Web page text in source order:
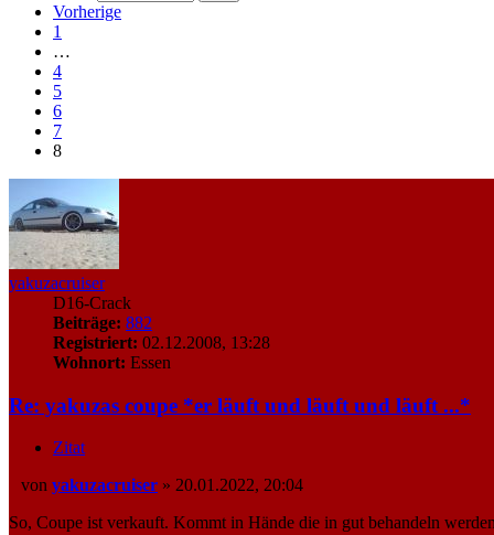
Vorherige
1
…
4
5
6
7
8
yakuzacruiser
D16-Crack
Beiträge: 882
Registriert: 02.12.2008, 13:28
Wohnort: Essen
Re: yakuzas coupe *er läuft und läuft und läuft ...*
Zitat
Beitrag
von yakuzacruiser » 20.01.2022, 20:04
So, Coupe ist verkauft. Kommt in Hände die in gut behandeln